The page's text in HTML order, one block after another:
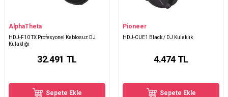
AlphaTheta
HDJ-F10 TX Profesyonel Kablosuz DJ
Kulaklığı
32.491 TL
Sepete Ekle
Pioneer
HDJ-CUE1 Black / DJ Kulaklık
4.474 TL
Sepete Ekle